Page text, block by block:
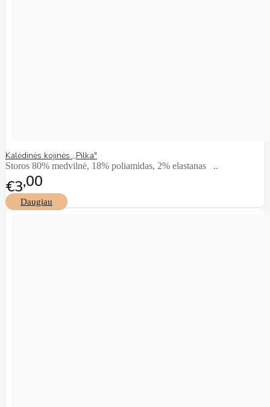
Kalėdinės kojinės ,,Pilka"
Storos 80% medvilnė, 18% poliamidas, 2% elastanas ..
€3 00
Daugiau